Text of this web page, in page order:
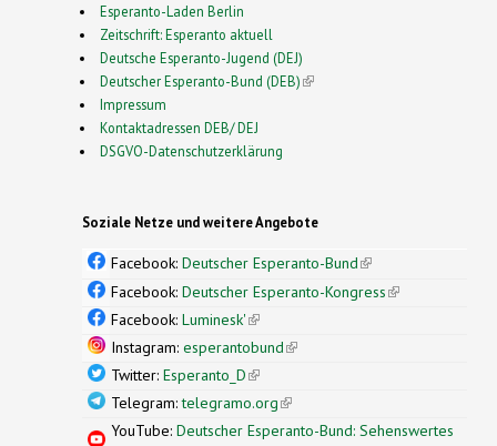
Esperanto-Laden Berlin
Zeitschrift: Esperanto aktuell
Deutsche Esperanto-Jugend (DEJ)
Deutscher Esperanto-Bund (DEB)(link is external)
Impressum
Kontaktadressen DEB/ DEJ
DSGVO-Datenschutzerklärung
Soziale Netze und weitere Angebote
Facebook: Deutscher Esperanto-Bund(link is
external)
Facebook: Deutscher Esperanto-Kongress(link is
Facebook: Luminesk'(link is external)
Instagram: esperantobund(link is external)
Twitter: Esperanto_D(link is external)
Telegram:telegramo.org(link is external)
YouTube: Deutscher Esperanto-Bund: Sehenswertes